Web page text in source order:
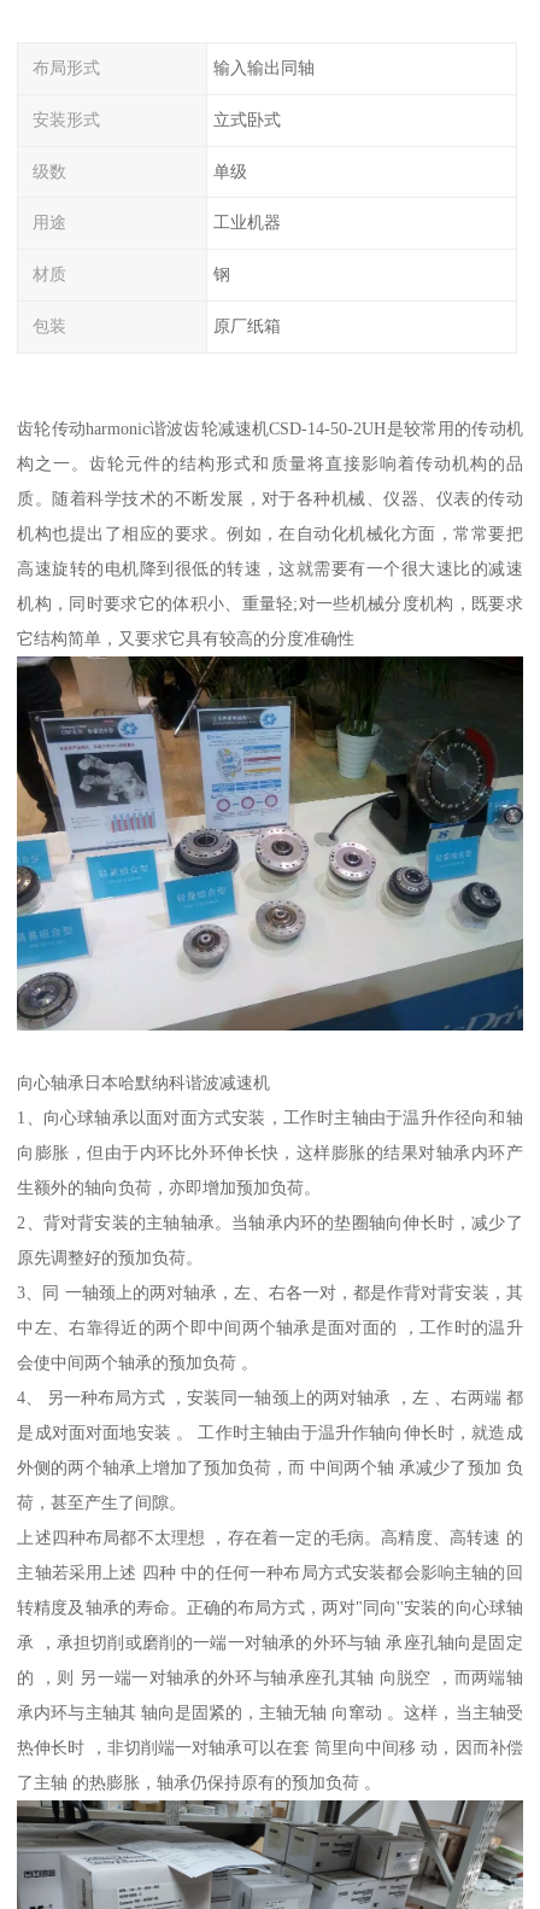
布局形式 输入输出同轴
安装形式 立式卧式
级数 单级
用途 工业机器
材质 钢
包装 原厂纸箱
齿轮传动harmonic谐波齿轮减速机CSD-14-50-2UH是较常用的传动机
构之一。齿轮元件的结构形式和质量将直接影响着传动机构的品
质。随着科学技术的不断发展，对于各种机械、仪器、仪表的传动
机构也提出了相应的要求。例如，在自动化机械化方面，常常要把
高速旋转的电机降到很低的转速，这就需要有一个很大速比的减速
机构，同时要求它的体积小、重量轻;对一些机械分度机构，既要求
它结构简单，又要求它具有较高的分度准确性
向心轴承日本哈默纳科谐波减速机
1、向心球轴承以面对面方式安装，工作时主轴由于温升作径向和轴
向膨胀，但由于内环比外环伸长快，这样膨胀的结果对轴承内环产
生额外的轴向负荷，亦即增加预加负荷。
2、背对背安装的主轴轴承。当轴承内环的垫圈轴向伸长时，减少了
原先调整好的预加负荷。
3、同 一轴颈上的两对轴承，左、右各一对，都是作背对背安装，其
中左、右靠得近的两个即中间两个轴承是面对面的 ，工作时的温升
会使中间两个轴承的预加负荷 。
4、 另一种布局方式 ，安装同一轴颈上的两对轴承 ，左 、右两端 都
是成对面对面地安装 。 工作时主轴由于温升作轴向伸长时，就造成
外侧的两个轴承上增加了预加负荷，而 中间两个轴 承减少了预加 负
荷，甚至产生了间隙。
上述四种布局都不太理想 ，存在着一定的毛病。高精度、高转速 的
主轴若采用上述 四种 中的任何一种布局方式安装都会影响主轴的回
转精度及轴承的寿命。正确的布局方式，两对"同向''安装的向心球轴
承 ，承担切削或磨削的一端一对轴承的外环与轴 承座孔轴向是固定
的 ，则 另一端一对轴承的外环与轴承座孔其轴 向脱空 ，而两端轴
承内环与主轴其 轴向是固紧的，主轴无轴 向窜动 。这样，当主轴受
热伸长时 ，非切削端一对轴承可以在套 筒里向中间移 动，因而补偿
了主轴 的热膨胀，轴承仍保持原有的预加负荷 。